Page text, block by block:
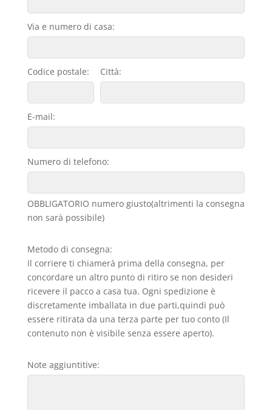
Via e numero di casa:
Codice postale: Città:
E-mail:
Numero di telefono:
OBBLIGATORIO numero giusto(altrimenti la consegna
non sarà possibile)
Metodo di consegna:
Il corriere ti chiamerà prima della consegna, per
concordare un altro punto di ritiro se non desideri
ricevere il pacco a casa tua. Ogni spedizione è
discretamente imballata in due parti,quindi può
essere ritirata da una terza parte per tuo conto (Il
contenuto non è visibile senza essere aperto).
Note aggiuntitive: